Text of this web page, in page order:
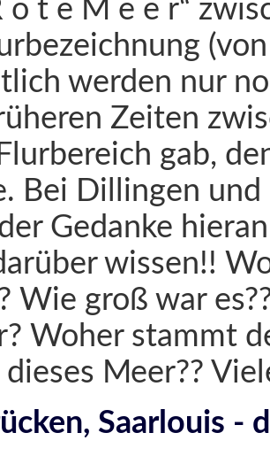
o t e M e e r“
werden nur
Zeiten
gab,
Bei Dillingen und
Gedanke
wissen!!
Wie groß war
Woher stammt
dieses Meer??
Saarlouis -